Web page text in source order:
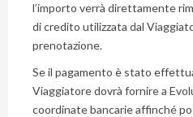
l’importo verrà direttamente
di credito utilizzata dal
prenotazione.
Se il pagamento è stato
Viaggiatore dovrà fornire a
coordinate bancarie affinché